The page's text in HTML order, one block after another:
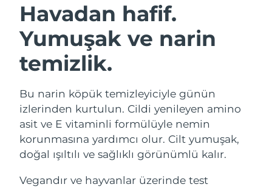
Havadan hafif.
Yumuşak ve narin
temizlik.
Bu narin köpük temizleyiciyle günün
izlerinden kurtulun. Cildi yenileyen amino
asit ve E vitaminli formülüyle nemin
korunmasına yardımcı olur. Cilt yumuşak,
doğal ışıltılı ve sağlıklı görünümlü kalır.
Vegandır ve hayvanlar üzerinde test